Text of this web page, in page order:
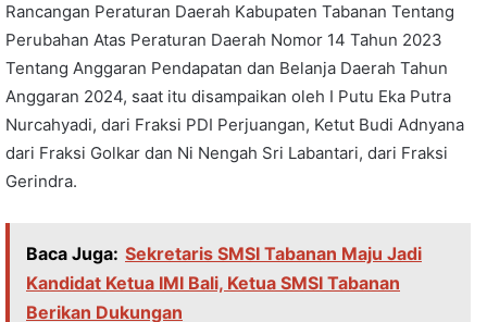
Rancangan Peraturan Daerah Kabupaten Tabanan Tentang
Perubahan Atas Peraturan Daerah Nomor 14 Tahun 2023
Tentang Anggaran Pendapatan dan Belanja Daerah Tahun
Anggaran 2024, saat itu disampaikan oleh I Putu Eka Putra
Nurcahyadi, dari Fraksi PDI Perjuangan, Ketut Budi Adnyana
dari Fraksi Golkar dan Ni Nengah Sri Labantari, dari Fraksi
Gerindra.
Baca Juga: Sekretaris SMSI Tabanan Maju Jadi
Kandidat Ketua IMI Bali, Ketua SMSI Tabanan
Berikan Dukungan